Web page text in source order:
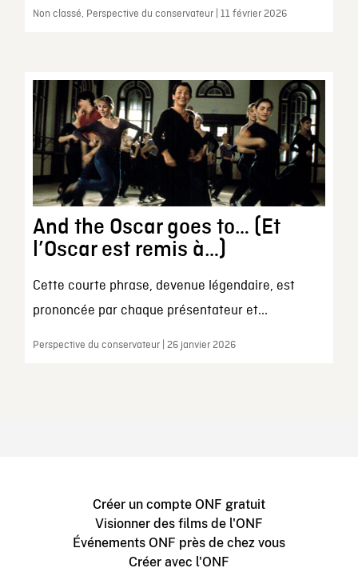
Non classé, Perspective du conservateur | 11 février 2026
And the Oscar goes to… (Et
l’Oscar est remis à…)
Cette courte phrase, devenue légendaire, est
prononcée par chaque présentateur et...
Perspective du conservateur | 26 janvier 2026
Créer un compte ONF gratuit
Visionner des films de l'ONF
Événements ONF près de chez vous
Créer avec l'ONF